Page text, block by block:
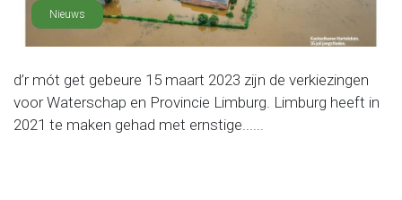
Nieuws
d’r mót get gebeure 15 maart 2023 zijn de verkiezingen
voor Waterschap en Provincie Limburg. Limburg heeft in
2021 te maken gehad met ernstige......